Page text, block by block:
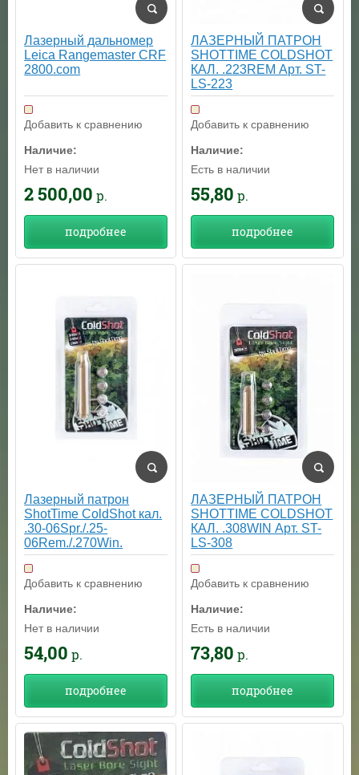
Лазерный дальномер
Leica Rangemaster CRF
2800.com
Добавить к сравнению
Наличие:
Нет в наличии
2 500,00 р.
подробнее
ЛАЗЕРНЫЙ ПАТРОН
SHOTTIME COLDSHOT
КАЛ. .223REM Арт. ST-
LS-223
Добавить к сравнению
Наличие:
Есть в наличии
55,80 р.
подробнее
Лазерный патрон
ShotTime ColdShot кал.
.30-06Spr./.25-
06Rem./.270Win.
Добавить к сравнению
Наличие:
Нет в наличии
54,00 р.
подробнее
ЛАЗЕРНЫЙ ПАТРОН
SHOTTIME COLDSHOT
КАЛ. .308WIN Арт. ST-
LS-308
Добавить к сравнению
Наличие:
Есть в наличии
73,80 р.
подробнее